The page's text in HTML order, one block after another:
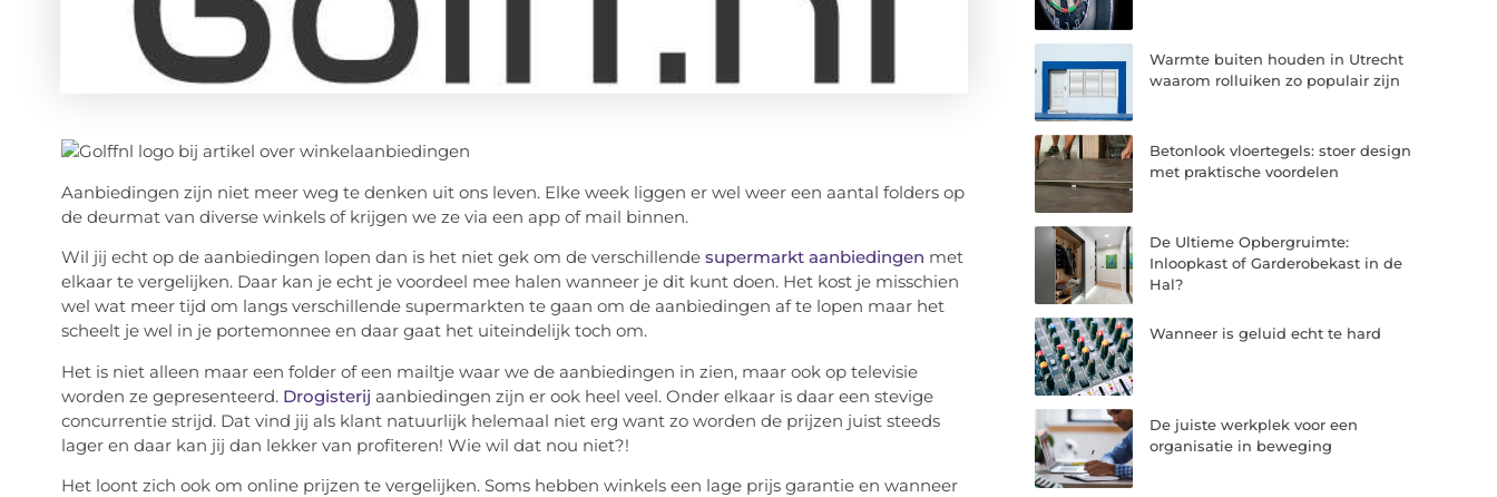
Aanbiedingen zijn niet meer weg te denken uit ons leven. Elke week liggen er wel weer een aantal folders op
de deurmat van diverse winkels of krijgen we ze via een app of mail binnen.
Wil jij echt op de aanbiedingen lopen dan is het niet gek om de verschillende supermarkt aanbiedingen met
elkaar te vergelijken. Daar kan je echt je voordeel mee halen wanneer je dit kunt doen. Het kost je misschien
wel wat meer tijd om langs verschillende supermarkten te gaan om de aanbiedingen af te lopen maar het
scheelt je wel in je portemonnee en daar gaat het uiteindelijk toch om.
Het is niet alleen maar een folder of een mailtje waar we de aanbiedingen in zien, maar ook op televisie
worden ze gepresenteerd. Drogisterij aanbiedingen zijn er ook heel veel. Onder elkaar is daar een stevige
concurrentie strijd. Dat vind jij als klant natuurlijk helemaal niet erg want zo worden de prijzen juist steeds
lager en daar kan jij dan lekker van profiteren! Wie wil dat nou niet?!
Het loont zich ook om online prijzen te vergelijken. Soms hebben winkels een lage prijs garantie en wanneer
Warmte buiten houden in Utrecht
waarom rolluiken zo populair zijn
Betonlook vloertegels: stoer design
met praktische voordelen
De Ultieme Opbergruimte:
Inloopkast of Garderobekast in de
Hal?
Wanneer is geluid echt te hard
De juiste werkplek voor een
organisatie in beweging